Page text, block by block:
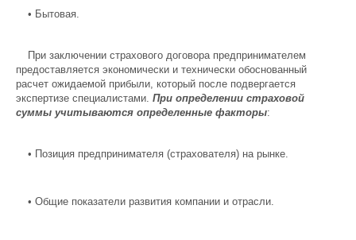
• Бытовая.
При заключении страхового договора предпринимателем
предоставляется экономически и технически обоснованный
расчет ожидаемой прибыли, который после подвергается
экспертизе специалистами. При определении страховой
суммы учитываются определенные факторы:
• Позиция предпринимателя (страхователя) на рынке.
• Общие показатели развития компании и отрасли.